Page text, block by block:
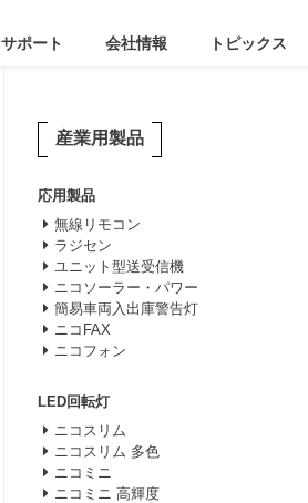
トピックス
会社情報
サポート
産業用製品
応用製品
無線リモコン
ラジセン
ユニット型送受信機
ニコソーラー・パワー
簡易車両入出庫警告灯
ニコFAX
ニコフォン
LED回転灯
ニコスリム
ニコスリム 多色
ニコミニ
ニコミニ 高輝度